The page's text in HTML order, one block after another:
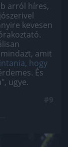
arról híres,
kevesen
amit
hogy
És
ugye.